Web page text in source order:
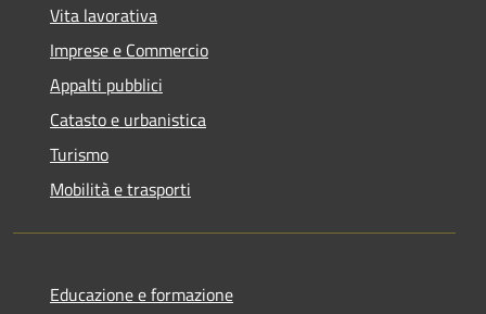
Vita lavorativa
Imprese e Commercio
Appalti pubblici
Catasto e urbanistica
Turismo
Mobilità e trasporti
Educazione e formazione